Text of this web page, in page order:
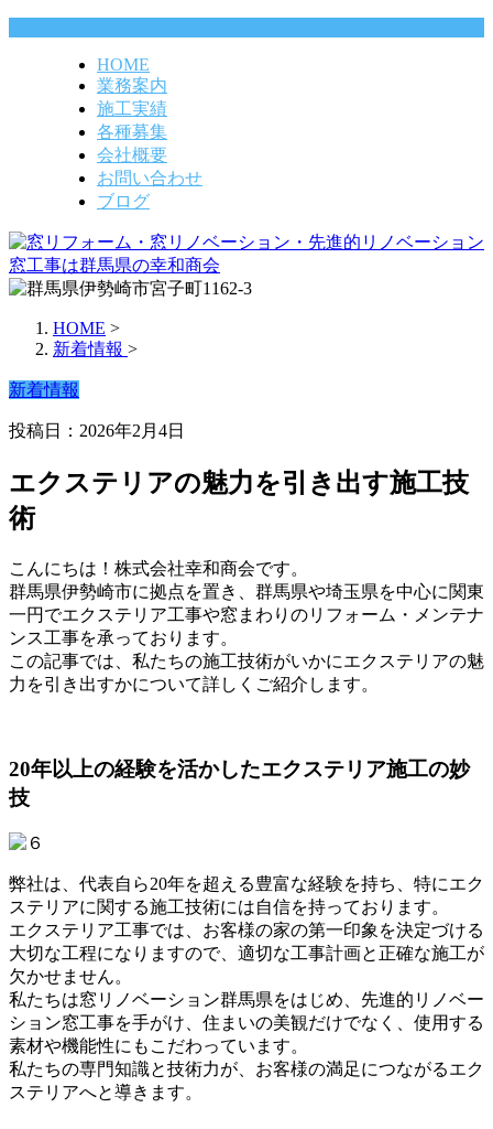
HOME
業務案内
施工実績
各種募集
会社概要
お問い合わせ
ブログ
HOME >
新着情報 >
新着情報
投稿日：2026年2月4日
エクステリアの魅力を引き出す施工技
術
こんにちは！株式会社幸和商会です。
群馬県伊勢崎市に拠点を置き、群馬県や埼玉県を中心に関東
一円でエクステリア工事や窓まわりのリフォーム・メンテナ
ンス工事を承っております。
この記事では、私たちの施工技術がいかにエクステリアの魅
力を引き出すかについて詳しくご紹介します。
20年以上の経験を活かしたエクステリア施工の妙
技
弊社は、代表自ら20年を超える豊富な経験を持ち、特にエク
ステリアに関する施工技術には自信を持っております。
エクステリア工事では、お客様の家の第一印象を決定づける
大切な工程になりますので、適切な工事計画と正確な施工が
欠かせません。
私たちは窓リノベーション群馬県をはじめ、先進的リノベー
ション窓工事を手がけ、住まいの美観だけでなく、使用する
素材や機能性にもこだわっています。
私たちの専門知識と技術力が、お客様の満足につながるエク
ステリアへと導きます。